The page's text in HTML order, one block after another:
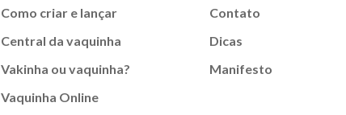
Como criar e lançar
Central da vaquinha
Vakinha ou vaquinha?
Vaquinha Online
Contato
Dicas
Manifesto